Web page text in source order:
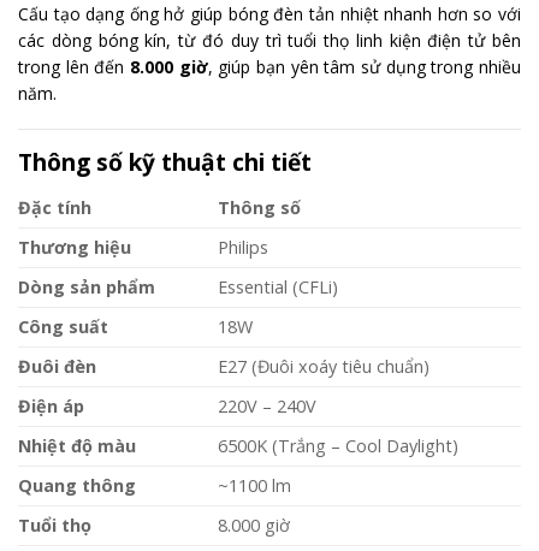
Cấu tạo dạng ống hở giúp bóng đèn tản nhiệt nhanh hơn so với
các dòng bóng kín, từ đó duy trì tuổi thọ linh kiện điện tử bên
trong lên đến 8.000 giờ, giúp bạn yên tâm sử dụng trong nhiều
năm.
Thông số kỹ thuật chi tiết
Đặc tính
Thông số
Thương hiệu
Philips
Dòng sản phẩm
Essential (CFLi)
Công suất
18W
Đuôi đèn
E27 (Đuôi xoáy tiêu chuẩn)
Điện áp
220V – 240V
Nhiệt độ màu
6500K (Trắng – Cool Daylight)
Quang thông
~1100 lm
Tuổi thọ
8.000 giờ